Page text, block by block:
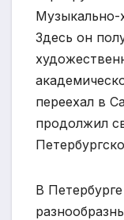
Музыкально-
Здесь он
переехал в
продолжил
В